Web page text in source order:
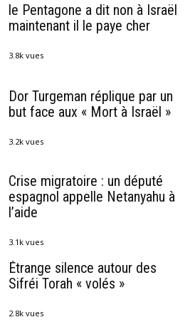
le Pentagone a dit non à Israël
maintenant il le paye cher
3.8k vues
Dor Turgeman réplique par un
but face aux « Mort à Israël »
3.2k vues
Crise migratoire : un député
espagnol appelle Netanyahu à
l’aide
3.1k vues
Étrange silence autour des
Sifréi Torah « volés »
2.8k vues